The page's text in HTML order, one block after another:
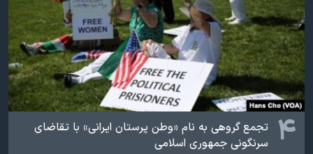
۴ تجمع گروهی به نام «وطن پرستان ایرانی» با تقاضای
سرنگونی جمهوری اسلامی